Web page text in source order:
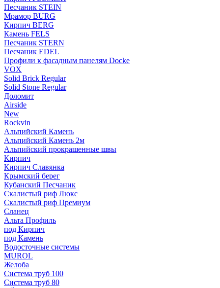
Пес­ча­ник STEIN
Мрамор BURG
Кирпич BERG
Камень FELS
Пес­ча­ник STERN
Пес­ча­ник EDEL
Профили к фасадным панелям Docke
VOX
Solid Brick Regular
Solid Stone Regular
Доломит
Airside
New
Rockvin
Альпийский Камень
Альпийский Камень 2м
Альпийский прокрашенные швы
Кирпич
Кирпич Славянка
Крымский берег
Кубанский Песчаник
Скалистый риф Люкс
Скалистый риф Премиум
Сланец
Альта Профиль
под Кирпич
под Камень
Водосточные системы
MUROL
Желоба
Система труб 100
Система труб 80